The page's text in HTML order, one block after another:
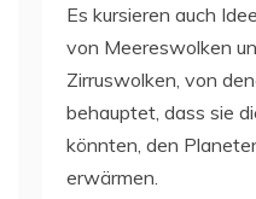
Es kursieren auch
von Meereswolken
Zirruswolken, von
behauptet, dass sie
könnten, den
erwärmen.